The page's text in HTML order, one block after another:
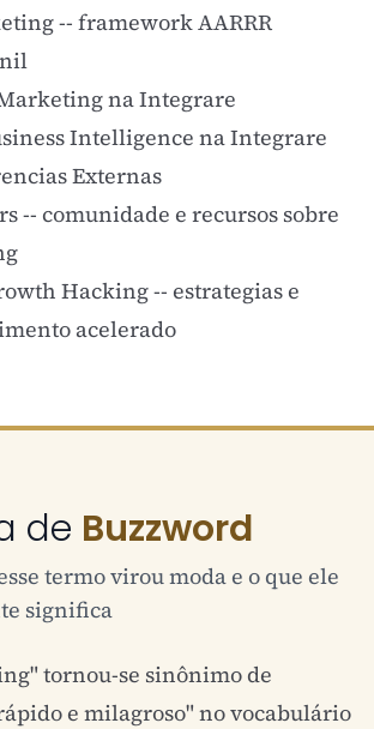
-- framework AARRR
na Integrare
Intelligence na Integrare
Externas
-- comunidade e recursos sobre
Hacking-- estrategias e
acelerado
de Buzzword
termo virou moda e o que ele
significa
tornou-se sinônimo de
e milagroso" no vocabulário